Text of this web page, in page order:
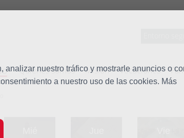
nuestro tráfico y mostrarle anuncios o
a nuestro uso de las cookies. Más
Quiénes somos Misión Vocaciones